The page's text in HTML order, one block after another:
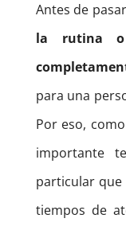
Antes de
la rutina o
para una
Por eso,
importante
particular
tiempos de